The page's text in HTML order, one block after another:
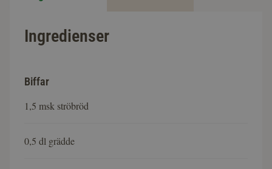
Ingredienser
Biffar
1,5 msk ströbröd
0,5 dl grädde